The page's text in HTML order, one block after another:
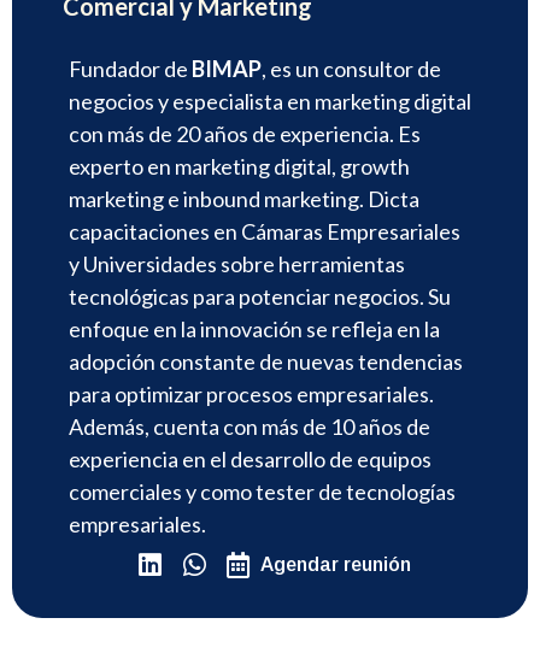
Fundador de BIMAP, es un consultor de
negocios y especialista en marketing digital
con más de 20 años de experiencia. Es
experto en marketing digital, growth
marketing e inbound marketing. Dicta
capacitaciones en Cámaras Empresariales
y Universidades sobre herramientas
tecnológicas para potenciar negocios. Su
enfoque en la innovación se refleja en la
adopción constante de nuevas tendencias
para optimizar procesos empresariales.
Además, cuenta con más de 10 años de
experiencia en el desarrollo de equipos
comerciales y como tester de tecnologías
empresariales.
Agendar reunión